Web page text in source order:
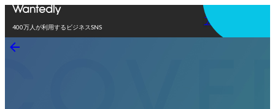
400万人が利用するビジネスSNS
アプリを使う